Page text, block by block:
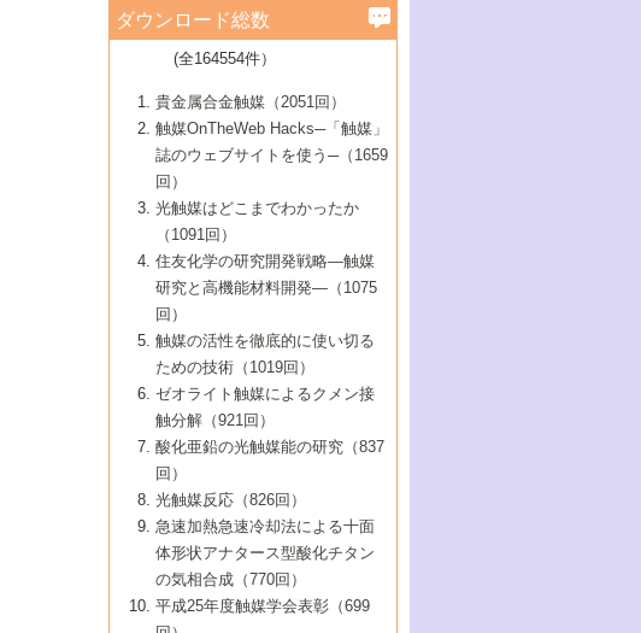
立大学）
ールホテル豊橋）
B号 第111回触媒討論会（2013年・関西大
7号 ゼオライト合成における最近の進歩
7号 有機分子触媒による精密有機合成
8号 高機能化ポリオレフィンに向けた重合
触媒の最近の進展
蔵技術の進歩
5号 CO2が関わる触媒・材料
7号 持続可能社会実現のための触媒および
触媒関連技術
4号 錯体を利用したユニークな表面構造の
構築と機能
5号 若手会員による触媒研究の未来展望1：
企業編
6号 第102回触媒討論会
7号 触媒・化学反応における計算化学の進
8号 若手研究者による触媒研究の未来展望
2：大学・研究所編
3号 実用的ファインケミカル合成プロセス
を実現する触媒
5号 こんな物質，あんな物質―新たな触媒
の可能性―
7号 『結晶の化学』を活かした触媒研究
8号 イオン液体の応用
2号 第97回触媒討論会
3号 リビング重合触媒の最近の展開
5号 水素製造・貯蔵のための触媒技術の新
しい展開
6号 第98回触媒討論会
7号 基礎化学品製造の触媒技術
8号 多機能型リアクター
1号 最近の触媒担体とその効果
2号 第95回触媒討論会
4号 水分解用光触媒材料
5号 時間分解分光の進歩と応用
6号 第96回触媒討論会
8号 超臨界流体を用いた化学プロセスの新
▼46巻（2004年）
1号 部分酸化反応触媒の最前線
2号 第93回触媒討論会
3号 特殊エネルギー場の触媒反応
4号 生体内における金属の触媒作用
5号 ファインケミカルズの展開に寄与する
6号 第94回触媒討論会
7号 サブナノレベルでみた新しい表面現象
8号 オレフィン重合触媒の新たな展
▼45巻（2003年）
1号 なぜこの触媒が良いのか？
2号 第91回触媒討論会
3号 最近の自動車排ガス処理技術
4号 触媒研究の現状と将来─第90回触媒討論
5号 基礎化学品製造の触媒技術
6号 第92回触媒討論会
7号 基礎化学品製造の触媒技術
8号 資源の循環と触媒技術
▼44巻（2002年）
1号 高次制御された触媒の化学
2号 第89回触媒討論会
3号 触媒を利用した電気化学の新展開
4号 ナノ材料の調製と機能化
5号 こんな触媒が欲しい
6号 第90回触媒討論会
7号 触媒研究と学術雑誌/情報
8号 若い世代からみた触媒化学の現状と未
▼43巻（2001年）
1号 グリーンケミストリーと触媒
2号 第87回触媒討論会特集号
3号 生体触媒とバイオプロセス
4号 水素製造・利用の触媒化学
5号 触媒研究における新しい切り口：コン
ビナトリアルケミストリー
6号 第88回触媒討論会特集号
7号 企業における触媒研究のブレークスル
8号 この材料を触媒として使ってみません
▼42巻（2000年）
1号 触媒反応工学の明日を拓く
2号 第85回触媒討論会
3号 反応ダイナミクス
5号 触媒のおもしろさをどのように伝える
6号 第86回触媒討論会
7号 水素化精製触媒の新しい展開
8号 新しい反応性と機能性を目指した金属
クラスタ-化学
▼41巻（1999年）
1号 孔、穴、あな?-特異な空間とその利用-
2号 第83回触媒討論会
3号 均一系触媒反応最前線
4号 実用炭素材料の新展開
5号 研究の方法論を考える
7号 機能性金属材料と触媒
8号 触媒研究へのNMRの応用と展望
▼40巻（1998年）
進展と21世紀への提言/創立40周年記念・触
媒学会この10年の歩みとこれから/創立40周
2号 第81回触媒討論会
3号 計算機触媒化学へのさそい
4号 触媒劣化の制御と予測
5号 最新の実用プロセスと触媒
6号 第82回触媒討論会
7号 ナノ構造体の化学
8号 あの反応は今
1号 均一系と不均一系触媒反応-その特徴と
接点
2号 第79回触媒討論会
3号 最新NO除去触媒の実用化研究
4号 新しい反応場を目指した触媒調製
5号 反応・分離技術の新しい展開
6号 第80回触媒討論会
8号 AFMでみる世界
▼38巻（1996年）
1号 触媒の構造と触媒作用/C1化学を中心と
する21世紀への触媒
3号 オリンピックメダル:金・銀・銅はどん
な触媒作用を示すか
4号 触媒作用における機能の複合化
5号 未来を拓け！若手研究者
6号 第78回触媒討論会
7号 ダイナミックな領域への触媒研究の展
開/C1化学を中心とする21世紀への触媒
▼37巻（1995年）
1号 ファインケミカルズと固体触媒
2号 第75回触媒討論会
3号 希土類を利用した触媒
4号 触媒とリサイクル
5号 エネルギー変換触媒
6号 第76回触媒討論会
7号 表面吸着相の新しい展開
8号 マイクロポーラス・クリスタル触媒の
▼36巻（1994年）
1号 電気化学と触媒
2号 第73回触媒討論会
3号 C4化学の展開
4号 《通常号》
5号 《通常号》
6号 第74回触媒討論会
▼35巻（1993年）
1号 工業触媒開発マニュアル―探索から工
業化まで
2号 第71回触媒討論会
3号 研究開発のうらおもて―着想と展開
4号 触媒劣化と寿命の予測
5号 環境に優しい触媒
▼34巻（1992年）
1号 インパクトを与えたこの研究
2号 第69回触媒討論会
3号 ケミカルズ合成触媒―新しい展開と応
▼33巻（1991年）
1号 触媒プロセス開発マニュアル―探索か
ら工業化まで，知っておきたいこと PartII
2号 第67回触媒討論会
▼32巻（1990年）
1号 21世紀に向けて触媒研究の飛躍をめざ
す―触媒化学の裾野を広げよう
2号 第65回触媒討論会
▼31巻（1989年）
1号 情報科学と反応設計・材料設計
▼30巻（1988年）
ダウンロード総数
(全164554件）
貴金属合金触媒（2051回）
触媒OnTheWeb Hacks─「触媒」
誌のウェブサイトを使う─（1659
回）
光触媒はどこまでわかったか
（1091回）
住友化学の研究開発戦略―触媒
研究と高機能材料開発―（1075
回）
触媒の活性を徹底的に使い切る
ための技術（1019回）
ゼオライト触媒によるクメン接
触分解（921回）
酸化亜鉛の光触媒能の研究（837
回）
光触媒反応（826回）
急速加熱急速冷却法による十面
体形状アナタース型酸化チタン
の気相合成（770回）
平成25年度触媒学会表彰（699